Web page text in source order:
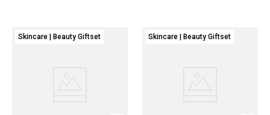
Skincare | Beauty Giftset Skincare | Beauty Giftset